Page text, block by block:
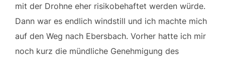
mit der Drohne eher risikobehaftet werden würde.
Dann war es endlich windstill und ich machte mich
auf den Weg nach Ebersbach. Vorher hatte ich mir
noch kurz die mündliche Genehmigung des